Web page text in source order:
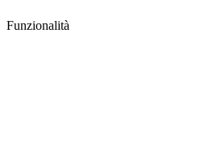
Funzionalità